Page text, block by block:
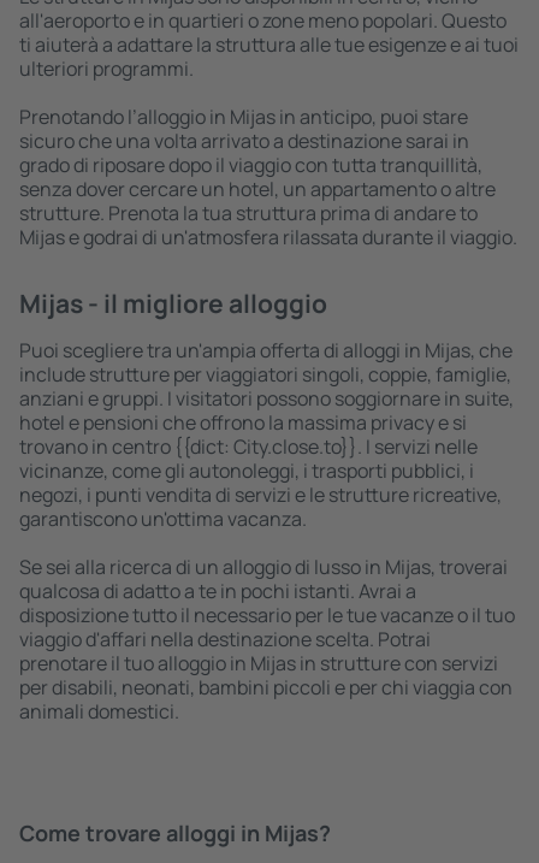
all'aeroporto e in quartieri o zone meno popolari. Questo
ti aiuterà a adattare la struttura alle tue esigenze e ai tuoi
ulteriori programmi.
Prenotando l’alloggio in Mijas in anticipo, puoi stare
sicuro che una volta arrivato a destinazione sarai in
grado di riposare dopo il viaggio con tutta tranquillità,
senza dover cercare un hotel, un appartamento o altre
strutture. Prenota la tua struttura prima di andare to
Mijas e godrai di un'atmosfera rilassata durante il viaggio.
Mijas - il migliore alloggio
Puoi scegliere tra un'ampia offerta di alloggi in Mijas, che
include strutture per viaggiatori singoli, coppie, famiglie,
anziani e gruppi. I visitatori possono soggiornare in suite,
hotel e pensioni che offrono la massima privacy e si
trovano in centro {{dict: City.close.to}}. I servizi nelle
vicinanze, come gli autonoleggi, i trasporti pubblici, i
negozi, i punti vendita di servizi e le strutture ricreative,
garantiscono un'ottima vacanza.
Se sei alla ricerca di un alloggio di lusso in Mijas, troverai
qualcosa di adatto a te in pochi istanti. Avrai a
disposizione tutto il necessario per le tue vacanze o il tuo
viaggio d'affari nella destinazione scelta. Potrai
prenotare il tuo alloggio in Mijas in strutture con servizi
per disabili, neonati, bambini piccoli e per chi viaggia con
animali domestici.
Come trovare alloggi in Mijas?